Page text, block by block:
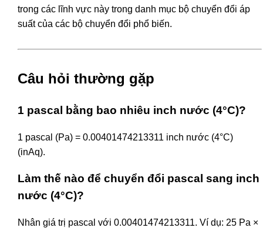
trong các lĩnh vực này trong danh mục bộ chuyển đổi áp
suất của các bộ chuyển đổi phổ biến.
Câu hỏi thường gặp
1 pascal bằng bao nhiêu inch nước (4°C)?
1 pascal (Pa) = 0.00401474213311 inch nước (4°C)
(inAq).
Làm thế nào để chuyển đổi pascal sang inch
nước (4°C)?
Nhân giá trị pascal với 0.00401474213311. Ví dụ: 25 Pa ×